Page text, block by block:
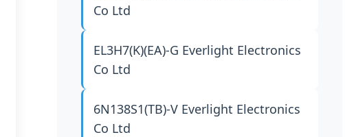
Co Ltd
EL3H7(K)(EA)-G Everlight Electronics
Co Ltd
6N138S1(TB)-V Everlight Electronics
Co Ltd